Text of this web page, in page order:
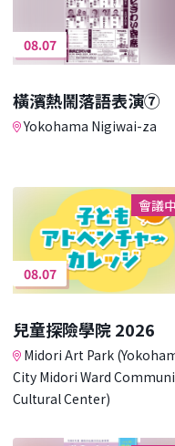
08.07
橫濱熱鬧落語表演⑦
Yokohama Nigiwai-za
會議中
08.07
兒童探險學院 2026
Midori Art Park
City Midori Ward
Cultural Center)